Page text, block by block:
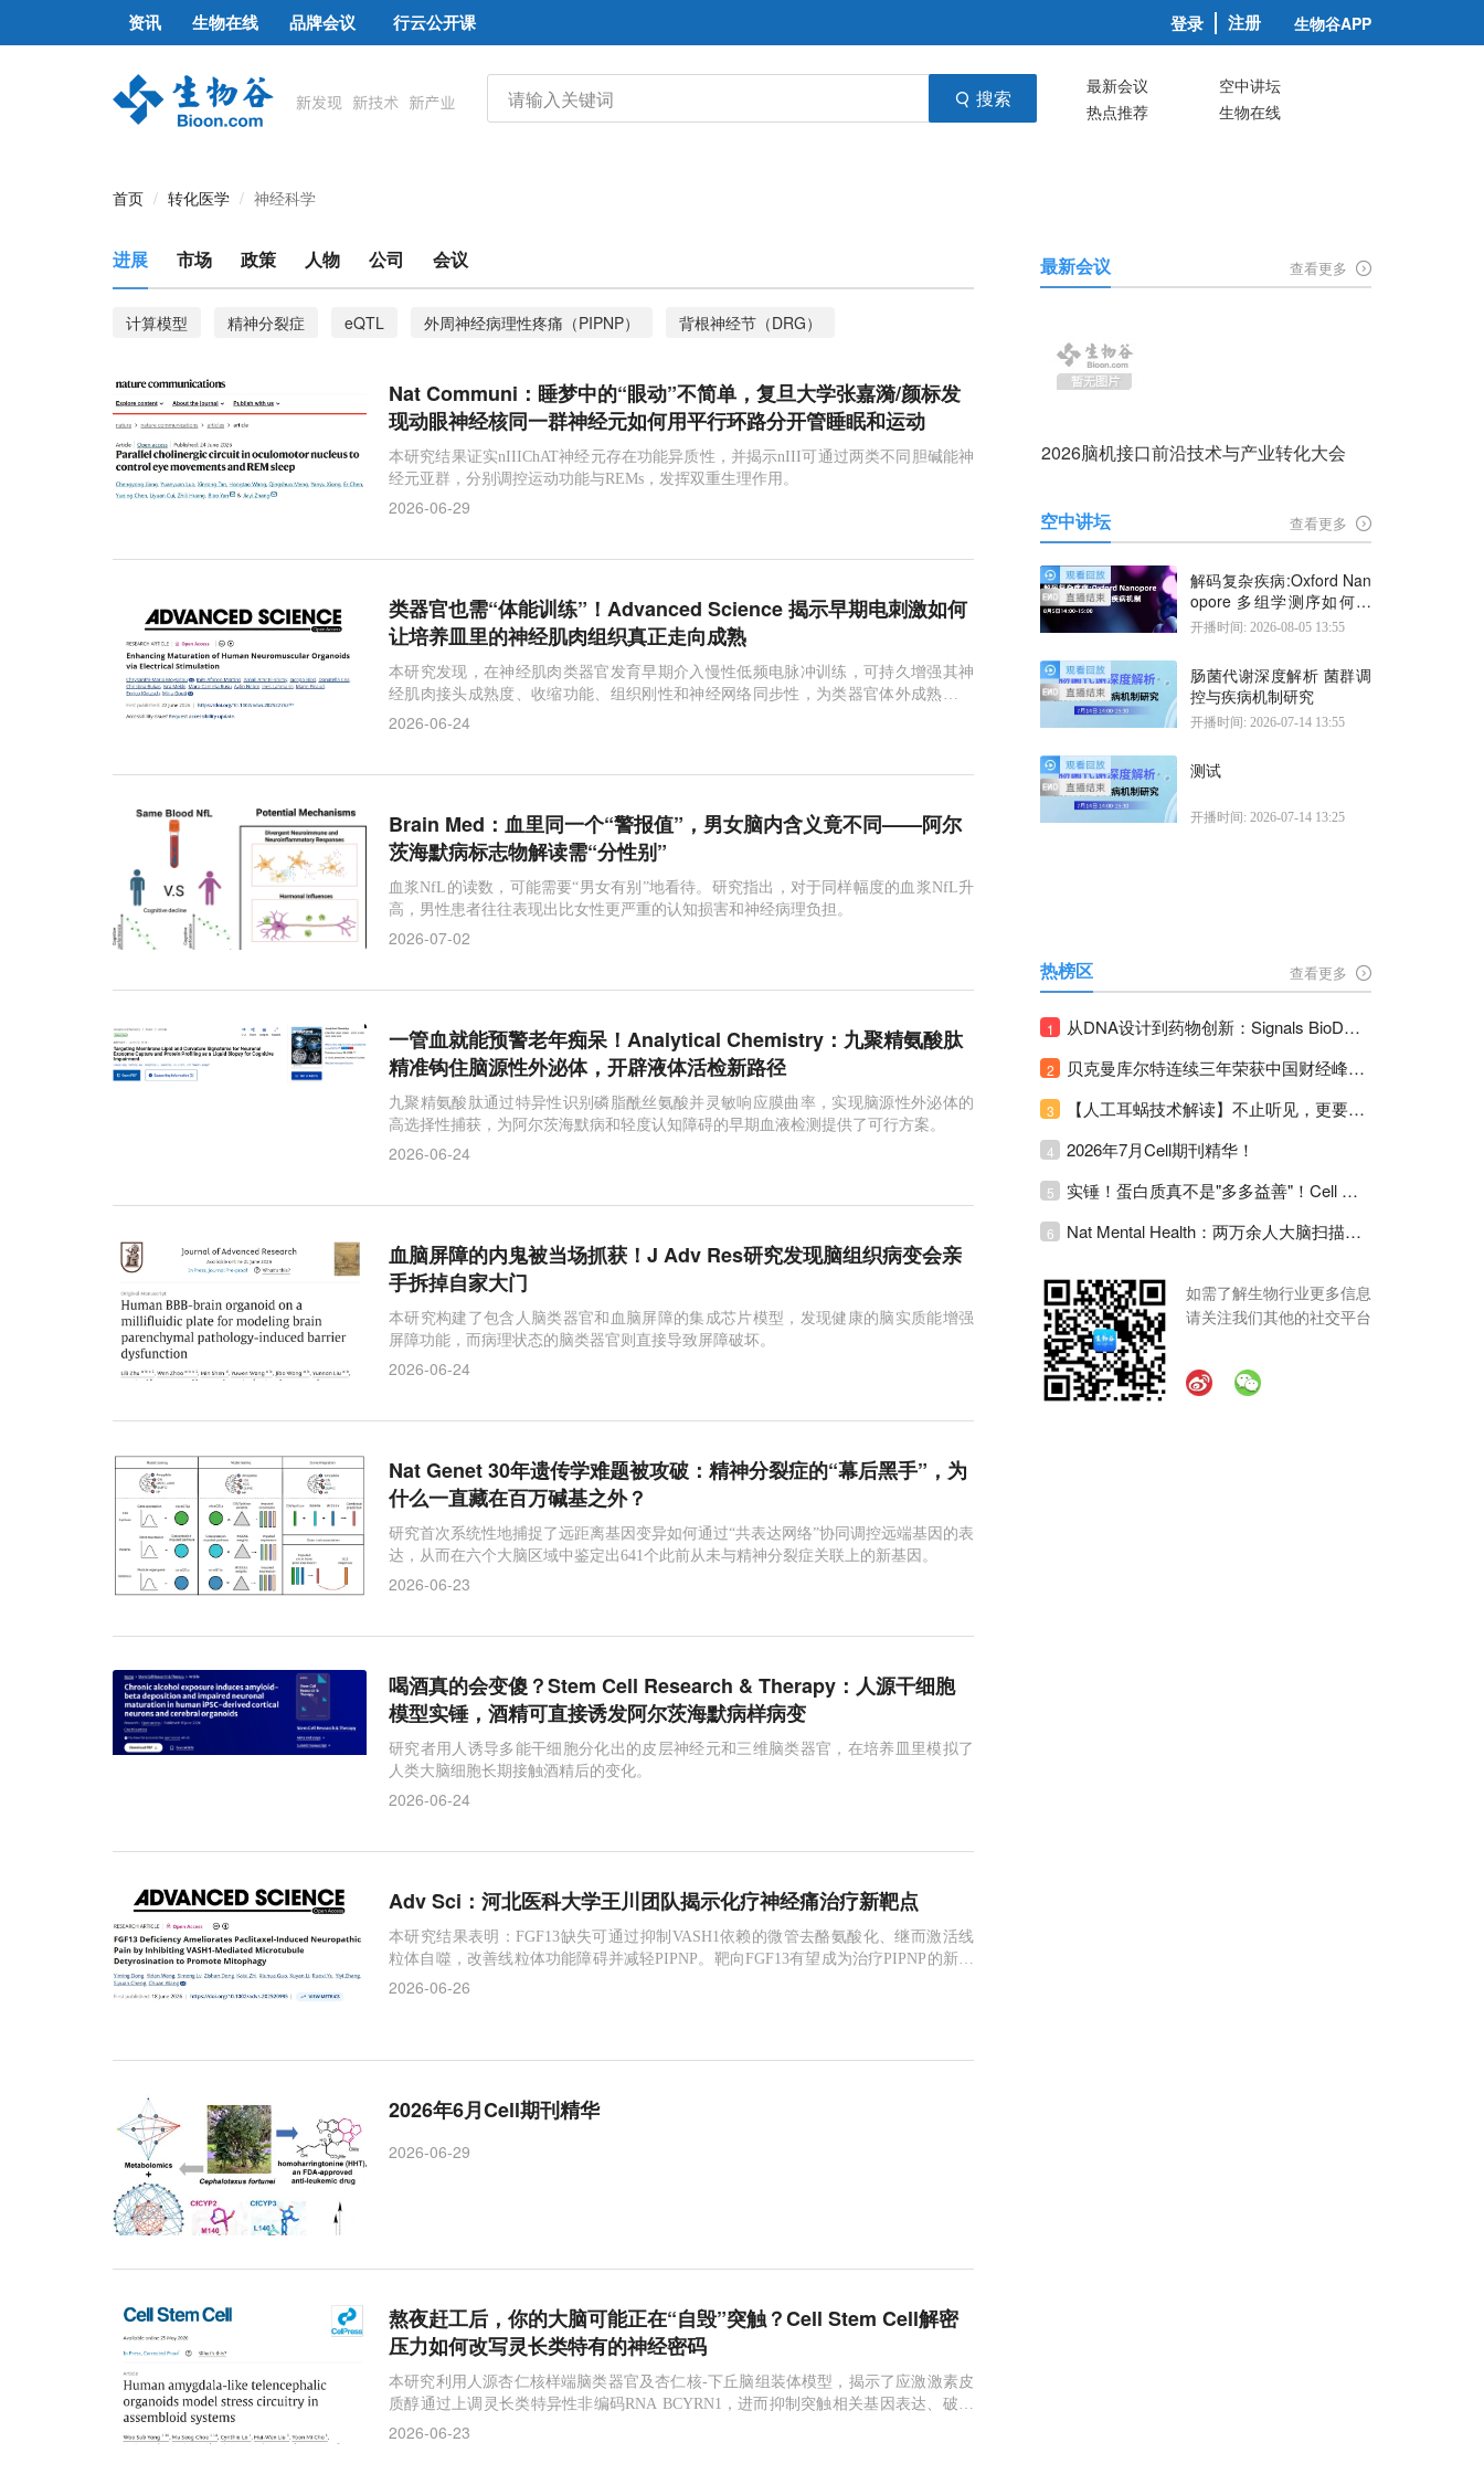
资讯 生物在线 品牌会议 行云公开课 登录 注册 生物谷APP
搜索 最新会议
空中讲坛
热点推荐
生物在线
首页 转化医学 神经科学
进展 市场 政策 人物 公司 会议
计算模型 精神分裂症 eQTL 外周神经病理性疼痛（PIPNP）
背根神经节（DRG）
性别差异
快速眼动睡眠（REMs）
Nat Communi：睡梦中的“眼动”不简单，复旦大学张嘉漪/颜标发
现动眼神经核同一群神经元如何用平行环路分开管睡眠和运动
本研究结果证实nIIIChAT神经元存在功能异质性，并揭示nIII可通过两类不同胆碱能神
经元亚群，分别调控运动功能与REMs，发挥双重生理作用。
2026-06-29
类器官也需“体能训练”！Advanced Science 揭示早期电刺激如何
让培养皿里的神经肌肉组织真正走向成熟
本研究发现，在神经肌肉类器官发育早期介入慢性低频电脉冲训练，可持久增强其神
经肌肉接头成熟度、收缩功能、组织刚性和神经网络同步性，为类器官体外成熟提供
了非侵入性的有效调控策略。
2026-06-24
Brain Med：血里同一个“警报值”，男女脑内含义竟不同——阿尔
茨海默病标志物解读需“分性别”
血浆NfL的读数，可能需要“男女有别”地看待。研究指出，对于同样幅度的血浆NfL升
高，男性患者往往表现出比女性更严重的认知损害和神经病理负担。
2026-07-02
一管血就能预警老年痴呆！Analytical Chemistry：九聚精氨酸肽
精准钩住脑源性外泌体，开辟液体活检新路径
九聚精氨酸肽通过特异性识别磷脂酰丝氨酸并灵敏响应膜曲率，实现脑源性外泌体的
高选择性捕获，为阿尔茨海默病和轻度认知障碍的早期血液检测提供了可行方案。
2026-06-24
血脑屏障的内鬼被当场抓获！J Adv Res研究发现脑组织病变会亲
手拆掉自家大门
本研究构建了包含人脑类器官和血脑屏障的集成芯片模型，发现健康的脑实质能增强
屏障功能，而病理状态的脑类器官则直接导致屏障破坏。
2026-06-24
Nat Genet 30年遗传学难题被攻破：精神分裂症的“幕后黑手”，为
什么一直藏在百万碱基之外？
研究首次系统性地捕捉了远距离基因变异如何通过“共表达网络”协同调控远端基因的表
达，从而在六个大脑区域中鉴定出641个此前从未与精神分裂症关联上的新基因。
2026-06-23
喝酒真的会变傻？Stem Cell Research & Therapy：人源干细胞
模型实锤，酒精可直接诱发阿尔茨海默病样病变
研究者用人诱导多能干细胞分化出的皮层神经元和三维脑类器官，在培养皿里模拟了
人类大脑细胞长期接触酒精后的变化。
2026-06-24
Adv Sci：河北医科大学王川团队揭示化疗神经痛治疗新靶点
本研究结果表明：FGF13缺失可通过抑制VASH1依赖的微管去酪氨酸化、继而激活线
粒体自噬，改善线粒体功能障碍并减轻PIPNP。靶向FGF13有望成为治疗PIPNP的新型
有效策略。
2026-06-26
2026年6月Cell期刊精华
2026-06-29
熬夜赶工后，你的大脑可能正在“自毁”突触？Cell Stem Cell解密
压力如何改写灵长类特有的神经密码
本研究利用人源杏仁核样端脑类器官及杏仁核-下丘脑组装体模型，揭示了应激激素皮
质醇通过上调灵长类特异性非编码RNA BCYRN1，进而抑制突触相关基因表达、破坏
神经发育的新机制。
2026-06-23
最新会议 查看更多
2026脑机接口前沿技术与产业转化大会
空中讲坛 查看更多
解码复杂疾病:Oxford Nan
opore 多组学测序如何揭
示疾病机制
开播时间: 2026-08-05 13:55
肠菌代谢深度解析 菌群调
控与疾病机制研究
开播时间: 2026-07-14 13:55
测试
开播时间: 2026-07-14 13:25
热榜区 查看更多
1 从DNA设计到药物创新：Signals BioDesign如何重塑分子生物学研发生态！
2 贝克曼库尔特连续三年荣获中国财经峰会三项大奖！
3 【人工耳蜗技术解读】不止听见，更要听见未来 ---- 智能耳蜗，开启人工耳蜗技术新纪元！
4 2026年7月Cell期刊精华！
5 实锤！蛋白质真不是"多多益善"！Cell Press Blue：适度限蛋白，反而拉长健康寿命！
6 Nat Mental Health：两万余人大脑扫描刷新抑郁脑科学认知！抑郁不只是情绪病，视觉、运动脑区同步受损！
如需了解生物行业更多信息
请关注我们其他的社交平台